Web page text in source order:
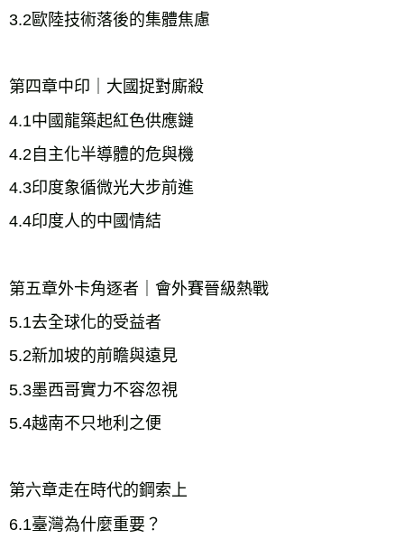
第四章中印｜大國捉對廝殺
4.1中國龍築起紅色供應鏈
4.2自主化半導體的危與機
4.3印度象循微光大步前進
第五章外卡角逐者｜會外賽晉級熱戰
5.1去全球化的受益者
5.2新加坡的前瞻與遠見
5.3墨西哥實力不容忽視
第六章走在時代的鋼索上
6.1臺灣為什麼重要？